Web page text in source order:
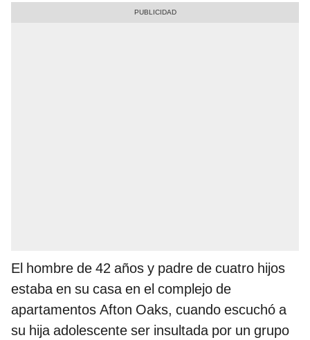
El hombre de 42 años y padre de cuatro hijos
estaba en su casa en el complejo de
apartamentos Afton Oaks, cuando escuchó a
su hija adolescente ser insultada por un grupo